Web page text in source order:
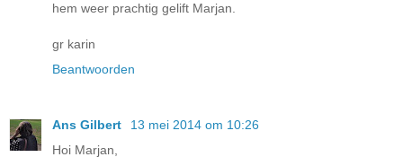
hem weer prachtig gelift Marjan.
gr karin
Beantwoorden
Ans Gilbert
13 mei 2014 om 10:26
Hoi Marjan,